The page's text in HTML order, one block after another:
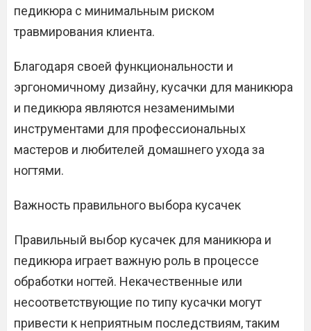
педикюра с минимальным риском
травмирования клиента.​
Благодаря своей функциональности и
эргономичному дизайну‚ кусачки для маникюра
и педикюра являются незаменимыми
инструментами для профессиональных
мастеров и любителей домашнего ухода за
ногтями.
Важность правильного выбора кусачек
Правильный выбор кусачек для маникюра и
педикюра играет важную роль в процессе
обработки ногтей.​ Некачественные или
несоответствующие по типу кусачки могут
привести к неприятным последствиям‚ таким